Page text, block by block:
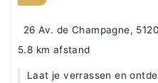
26 Av. de Champagne,
5.8 km afstand
Laat je verrassen en